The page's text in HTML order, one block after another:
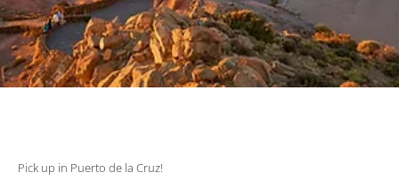
Pick up in Puerto de la Cruz!